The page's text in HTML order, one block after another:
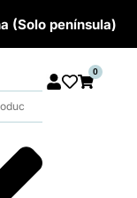
(Solo península)
0